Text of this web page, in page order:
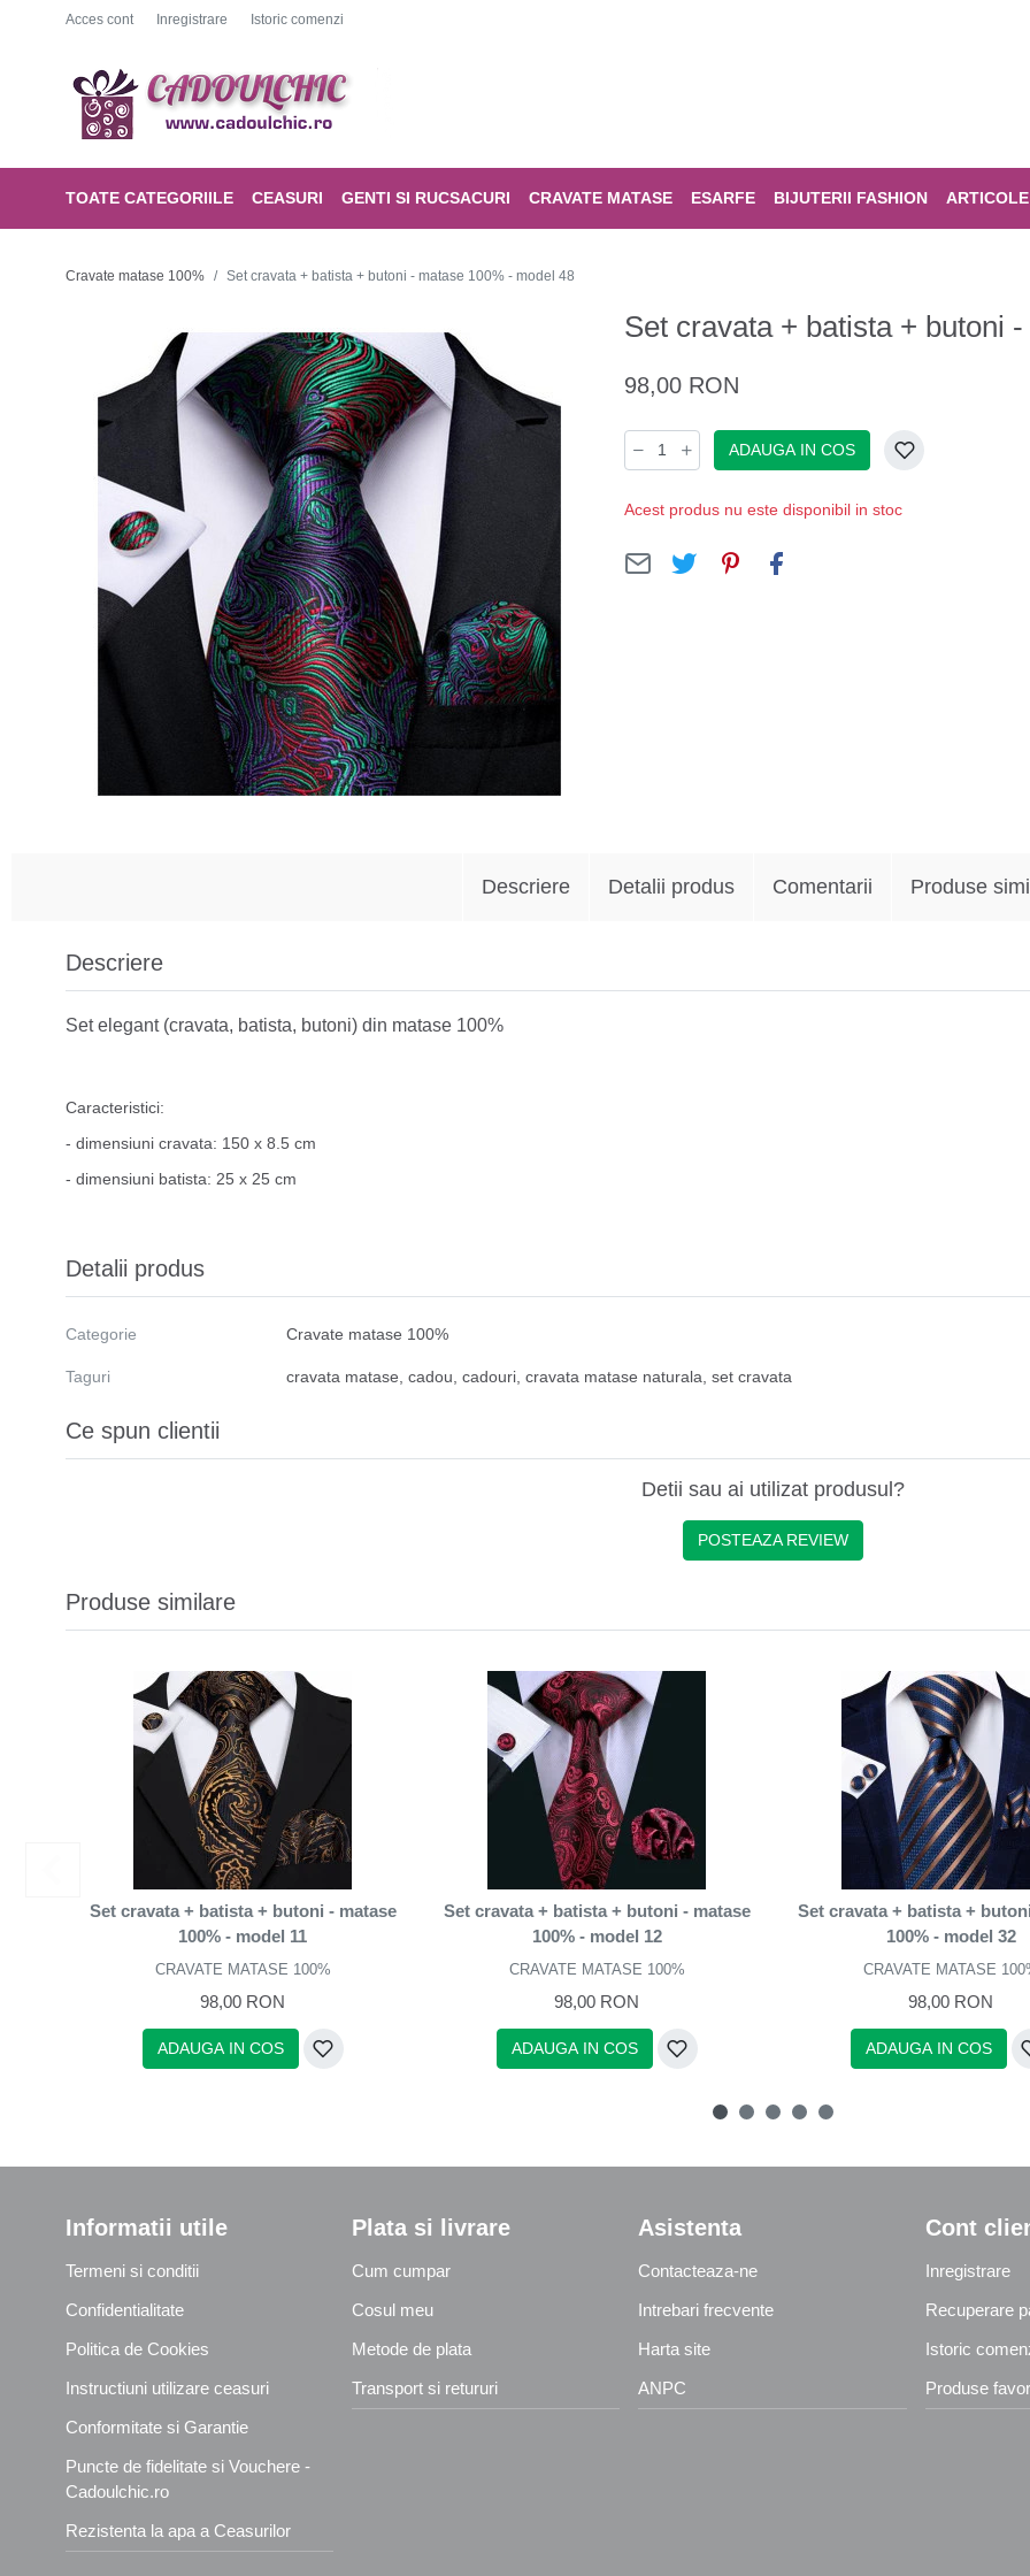
Acces cont Inregistrare Istoric comenzi
TOATE CATEGORIILE CEASURI GENTI SI RUCSACURI CRAVATE MATASE ESARFE BIJUTERII FASHION
Cravate matase 100% Set cravata + batista + butoni - matase 100% - model 48
Set cravata + batista + butoni
98,00 RON
ADAUGA IN COS
Acest produs nu este disponibil in stoc
Descriere Detalii produs Comentarii Produse
Descriere
Set elegant (cravata, batista, butoni) din matase 100%
Caracteristici:
- dimensiuni cravata: 150 x 8.5 cm
- dimensiuni batista: 25 x 25 cm
Detalii produs
Categorie Cravate matase 100%
Taguri cravata matase cadou cadouri cravata matase naturala set cravata
Ce spun clientii
Detii sau ai utilizat produsul?
POSTEAZA REVIEW
Produse similare
Set cravata + batista + butoni - matase
100% - model 11
CRAVATE MATASE 100%
98,00 RON
ADAUGA IN COS
Set cravata + batista + butoni - matase
100% - model 12
CRAVATE MATASE 100%
98,00 RON
ADAUGA IN COS
Set cravata + batista +
100% - model 32
CRAVATE MATASE
98,00 RON
ADAUGA IN COS
Informatii utile
Termeni si conditii
Confidentialitate
Politica de Cookies
Instructiuni utilizare ceasuri
Conformitate si Garantie
Puncte de fidelitate si Vouchere -
Cadoulchic.ro
Rezistenta la apa a Ceasurilor
Plata si livrare
Cum cumpar
Cosul meu
Metode de plata
Transport si retururi
Asistenta
Contacteaza-ne
Intrebari frecvente
Harta site
ANPC
Cont
Inregistrare
Recuperare
Istoric
Produse